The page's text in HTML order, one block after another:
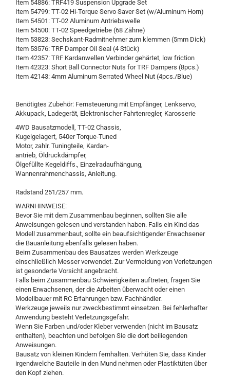
Item 54886: TRF419 Suspension Upgrade Set
Item 54799: TT-02 Hi-Torque Servo Saver Set (w/Aluminum Horn)
Item 54501: TT-02 Aluminum Antriebswelle
Item 54500: TT-02 Speedgetriebe (68 Zähne)
Item 53823: Sechskant-Radmitnehmer zum klemmen (5mm Dick)
Item 53576: TRF Damper Oil Seal (4 Stück)
Item 42357: TRF Kardanwellen Verbinder gehärtet, low friction
Item 42323: Short Ball Connector Nuts for TRF Dampers (8pcs.)
Item 42143: 4mm Aluminum Serrated Wheel Nut (4pcs./Blue)
Benötigtes Zubehör: Fernsteuerung mit Empfänger, Lenkservo,
Akkupack, Ladegerät, Elektronischer Fahrtenregler, Karosserie
4WD Bausatzmodell, TT-02 Chassis,
Kugelgelagert, 540er Torque-Tuned
Motor, zahlr. Tuningteile, Kardan-
antrieb, Öldruckdämpfer,
Ölgefüllte Kegeldiffs., Einzelradaufhängung,
Wannenrahmenchassis, Anleitung.
Radstand 251/257 mm.
WARNHINWEISE:
Bevor Sie mit dem Zusammenbau beginnen, sollten Sie alle
Anweisungen gelesen und verstanden haben. Falls ein Kind das
Modell zusammenbaut, sollte ein beaufsichtigender Erwachsener
die Bauanleitung ebenfalls gelesen haben.
Beim Zusammenbau des Bausatzes werden Werkzeuge
einschließlich Messer verwendet. Zur Vermeidung von Verletzungen
ist gesonderte Vorsicht angebracht.
Falls beim Zusammenbau Schwierigkeiten auftreten, fragen Sie
einen Erwachsenen, der die Arbeiten überwacht oder einen
Modellbauer mit RC Erfahrungen bzw. Fachhändler.
Werkzeuge jeweils nur zweckbestimmt einsetzen. Bei fehlerhafter
Anwendung besteht Verletzungsgefahr.
Wenn Sie Farben und/oder Kleber verwenden (nicht im Bausatz
enthalten), beachten und befolgen Sie die dort beiliegenden
Anweisungen.
Bausatz von kleinen Kindern fernhalten. Verhüten Sie, dass Kinder
irgendwelche Bauteile in den Mund nehmen oder Plastiktüten über
den Kopf ziehen.